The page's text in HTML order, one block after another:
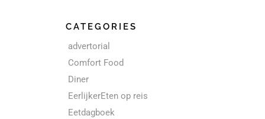
CATEGORIES
advertorial
Comfort Food
Diner
EerlijkerEten op reis
Eetdagboek